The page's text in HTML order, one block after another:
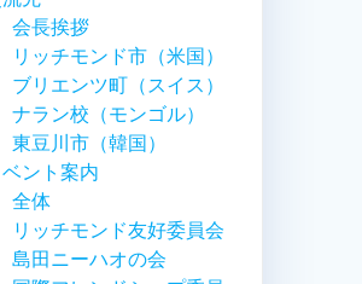
会長挨拶
リッチモンド市（米国）
ブリエンツ町（スイス）
ナラン校（モンゴル）
東豆川市（韓国）
ント案内
全体
リッチモンド友好委員会
島田ニーハオの会